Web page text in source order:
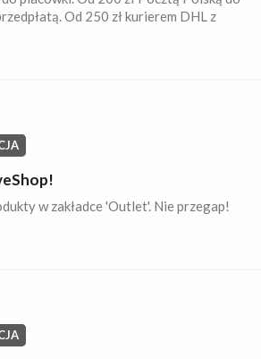
Od 250 zł kurierem DHL z
w zakładce 'Outlet'. Nie przegap!